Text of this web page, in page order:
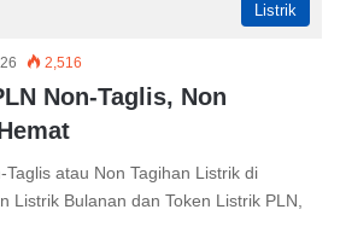
Listrik
2,516
Non-Taglis, Non
Taglis atau Non Tagihan Listrik di
Listrik Bulanan dan Token Listrik PLN,